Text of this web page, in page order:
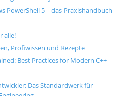
PowerShell 5 – das Praxishandbuch
alle!
Profiwissen und Rezepte
Best Practices for Modern C++
Das Standardwerk für